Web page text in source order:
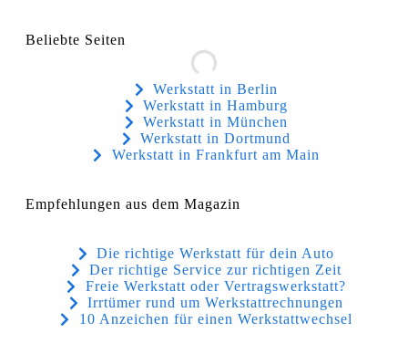
Beliebte Seiten
Werkstatt in Berlin
Werkstatt in Hamburg
Werkstatt in München
Werkstatt in Dortmund
Werkstatt in Frankfurt am Main
Empfehlungen aus dem Magazin
Die richtige Werkstatt für dein Auto
Der richtige Service zur richtigen Zeit
Freie Werkstatt oder Vertragswerkstatt?
Irrtümer rund um Werkstattrechnungen
10 Anzeichen für einen Werkstattwechsel